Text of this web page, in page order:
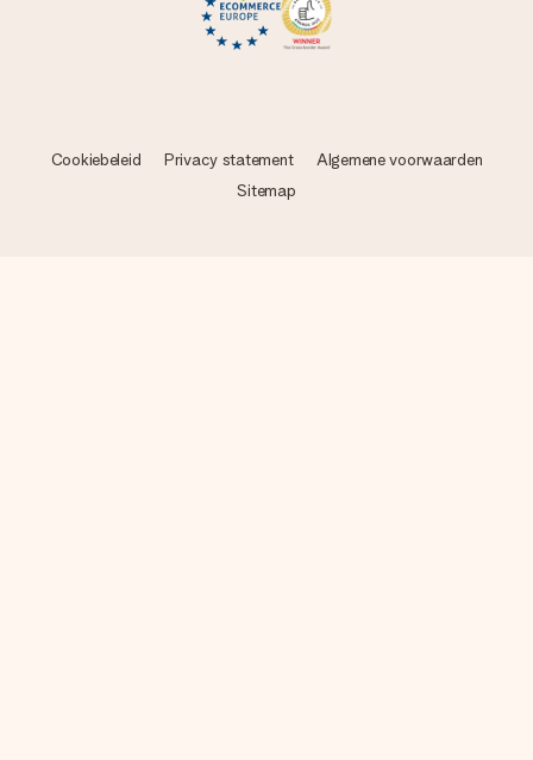
Cookiebeleid Privacy statement
Algemene voorwaarden
Sitemap